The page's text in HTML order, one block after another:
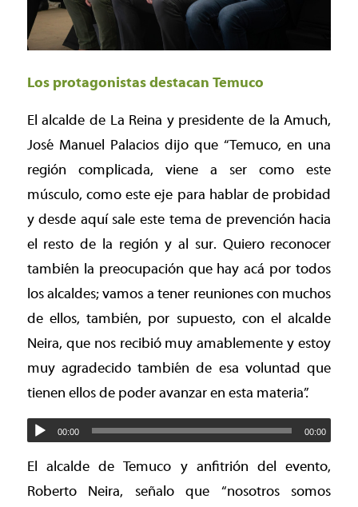
Los protagonistas destacan Temuco
El alcalde de La Reina y presidente de la Amuch,
José Manuel Palacios dijo que “Temuco, en una
región complicada, viene a ser como este
músculo, como este eje para hablar de probidad
y desde aquí sale este tema de prevención hacia
el resto de la región y al sur. Quiero reconocer
también la preocupación que hay acá por todos
los alcaldes; vamos a tener reuniones con muchos
de ellos, también, por supuesto, con el alcalde
Neira, que nos recibió muy amablemente y estoy
muy agradecido también de esa voluntad que
tienen ellos de poder avanzar en esta materia”.
00:00 00:00
El alcalde de Temuco y anfitrión del evento,
Roberto Neira, señalo que “nosotros somos